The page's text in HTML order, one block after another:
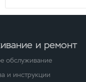
и ремонт
обслуживание
и инструкции